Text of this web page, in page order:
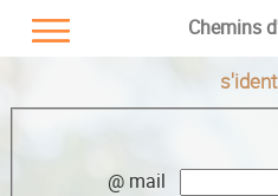
Chemins
@ mail